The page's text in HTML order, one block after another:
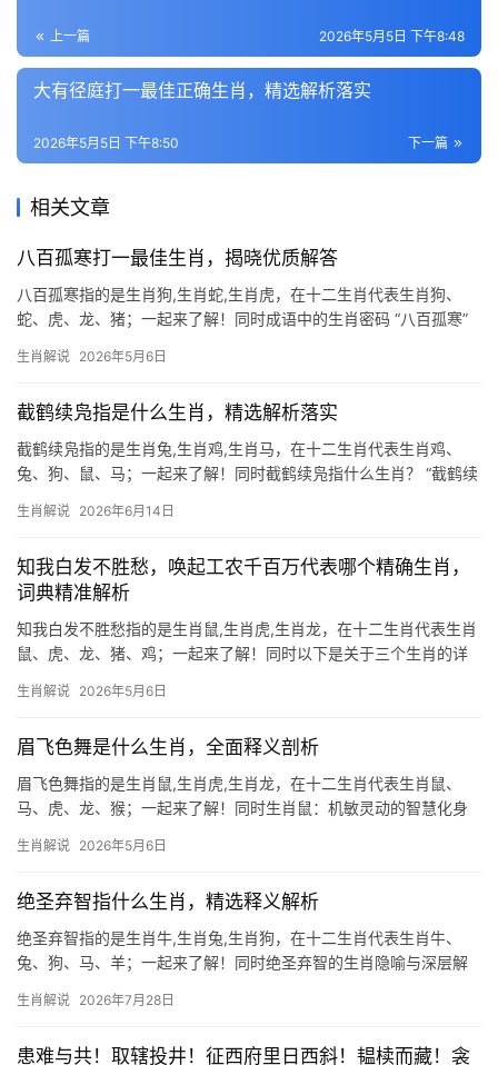
上一篇 2026年5月5日 下午8:48
大有径庭打一最佳正确生肖，精选解析落实
下一篇
2026年5月5日 下午8:50
相关文章
八百孤寒打一最佳生肖，揭晓优质解答
八百孤寒指的是生肖狗,生肖蛇,生肖虎，在十二生肖代表生肖狗、
蛇、虎、龙、猪；一起来了解！同时成语中的生肖密码 “八百孤寒”
成语暗藏玄机，若问最佳对应生肖，非生肖狗莫属——狗忠诚护
生肖解说 2026年5月6日
截鹤续凫指是什么生肖，精选解析落实
截鹤续凫指的是生肖兔,生肖鸡,生肖马，在十二生肖代表生肖鸡、
兔、狗、鼠、马；一起来了解！同时截鹤续凫指什么生肖？ “截鹤续
强行改变自然规律，结果适得其反，在生肖文化中，它常被用来影
生肖解说 2026年6月14日
知我白发不胜愁，唤起工农千百万代表哪个精确生肖，
词典精准解析
知我白发不胜愁指的是生肖鼠,生肖虎,生肖龙，在十二生肖代表生肖
鼠、虎、龙、猪、鸡；一起来了解！同时以下是关于三个生肖的详
生肖鼠的机敏特质，鼠为十二生肖之首，五行属水，对应地支子
生肖解说 2026年5月6日
眉飞色舞是什么生肖，全面释义剖析
眉飞色舞指的是生肖鼠,生肖虎,生肖龙，在十二生肖代表生肖鼠、
马、虎、龙、猴；一起来了解！同时生肖鼠：机敏灵动的智慧化身
常说“鼠目寸光”，但实则生肖鼠天生具备极强的危机意识，尤其
生肖解说 2026年5月6日
绝圣弃智指什么生肖，精选释义解析
绝圣弃智指的是生肖牛,生肖兔,生肖狗，在十二生肖代表生肖牛、
兔、狗、马、羊；一起来了解！同时绝圣弃智的生肖隐喻与深层解
回归质朴，在生肖文化中，此概念常与生肖牛、生肖兔、生肖狗关
生肖解说 2026年7月28日
患难与共！取辖投井！征西府里日西斜！韫椟而藏！衾